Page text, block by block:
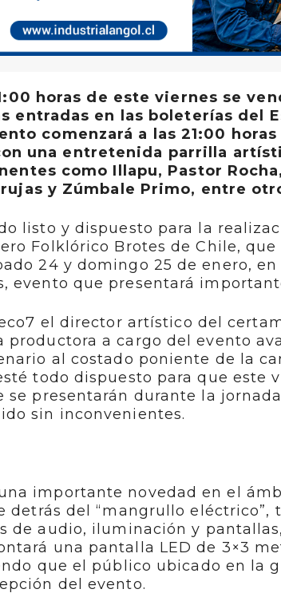
horas de este viernes se
entradas en las boleterías del
comenzará a las 21:00
una entretenida parrilla
como Illapu, Pastor
y Zúmbale Primo, entre
listo y dispuesto para la
Folklórico Brotes de Chile, que
24 y domingo 25 de enero,
evento que presentará
el director artístico del
productora a cargo del evento
al costado poniente de la
todo dispuesto para que este
se presentarán durante la
sin inconvenientes.
importante novedad en el
detrás del “mangrullo eléctrico”,
de audio, iluminación y
una pantalla LED de 3×3
que el público ubicado en la
del evento.